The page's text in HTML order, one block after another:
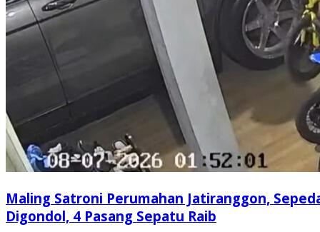
Maling Satroni Perumahan Jatiranggon,
Digondol, 4 Pasang Sepatu Raib